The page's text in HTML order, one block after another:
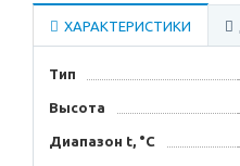
ХАРАКТЕРИСТИКИ
Тип
Высота
Диапазон t, °С